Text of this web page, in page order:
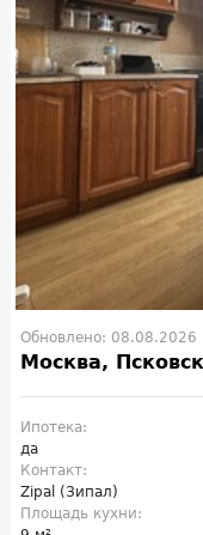
Обновлено: 08.08.2026
Москва,
Ипотека:
да
Контакт:
Zipal (Зипал)
Площадь кухни: